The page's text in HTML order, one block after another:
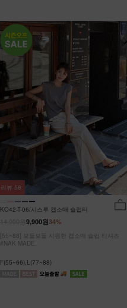
KO42-T-06/시스루 캡소매 슬럽티
34%
9,900원
[55~88] 보들보들 시원한 캡소매 슬럽 티셔츠
#NAK MADE.
F(55~66),L(77~88)
리뷰 58